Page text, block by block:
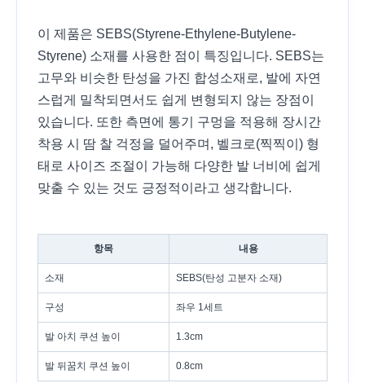
이 제품은 SEBS(Styrene-Ethylene-Butylene-
Styrene) 소재를 사용한 점이 특징입니다. SEBS는
고무와 비슷한 탄성을 가진 합성소재로, 발에 자연
스럽게 밀착되면서도 쉽게 변형되지 않는 장점이
있습니다. 또한 측면에 통기 구멍을 적용해 장시간
착용 시 땀 찰 걱정을 덜어주며, 벨크로(찍찍이) 형
태로 사이즈 조절이 가능해 다양한 발 너비에 쉽게
맞출 수 있는 것도 긍정적이라고 생각합니다.
항목 내용
소재 SEBS(탄성 고분자 소재)
구성 좌우 1세트
발 아치 쿠션 높이 1.3cm
발 뒤꿈치 쿠션 높이 0.8cm